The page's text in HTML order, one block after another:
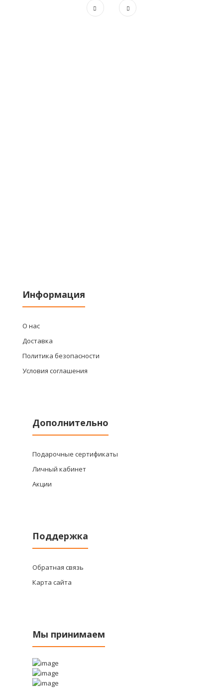
Информация
О нас
Доставка
Политика безопасности
Условия соглашения
Дополнительно
Подарочные сертификаты
Личный кабинет
Акции
Поддержка
Обратная связь
Карта сайта
Мы принимаем